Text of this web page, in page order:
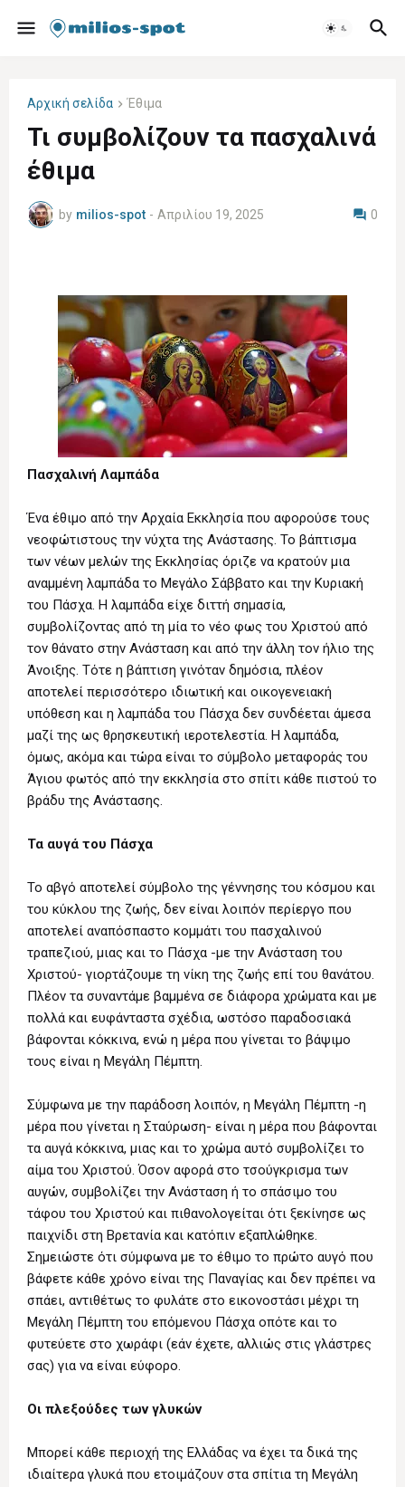
Αρχική σελίδα Έθιμα
Τι συμβολίζουν τα πασχαλινά
έθιμα
by milios-spot - Απριλίου 19, 2025 0
Πασχαλινή Λαμπάδα
Ένα έθιμο από την Αρχαία Εκκλησία που αφορούσε τους
νεοφώτιστους την νύχτα της Ανάστασης. Το βάπτισμα
των νέων μελών της Εκκλησίας όριζε να κρατούν μια
αναμμένη λαμπάδα το Μεγάλο Σάββατο και την Κυριακή
του Πάσχα. Η λαμπάδα είχε διττή σημασία,
συμβολίζοντας από τη μία το νέο φως του Χριστού από
τον θάνατο στην Ανάσταση και από την άλλη τον ήλιο της
Άνοιξης. Τότε η βάπτιση γινόταν δημόσια, πλέον
αποτελεί περισσότερο ιδιωτική και οικογενειακή
υπόθεση και η λαμπάδα του Πάσχα δεν συνδέεται άμεσα
μαζί της ως θρησκευτική ιεροτελεστία. Η λαμπάδα,
όμως, ακόμα και τώρα είναι το σύμβολο μεταφοράς του
Άγιου φωτός από την εκκλησία στο σπίτι κάθε πιστού το
βράδυ της Ανάστασης.
Τα αυγά του Πάσχα
Το αβγό αποτελεί σύμβολο της γέννησης του κόσμου και
του κύκλου της ζωής, δεν είναι λοιπόν περίεργο που
αποτελεί αναπόσπαστο κομμάτι του πασχαλινού
τραπεζιού, μιας και το Πάσχα -με την Ανάσταση του
Χριστού- γιορτάζουμε τη νίκη της ζωής επί του θανάτου.
Πλέον τα συναντάμε βαμμένα σε διάφορα χρώματα και με
πολλά και ευφάνταστα σχέδια, ωστόσο παραδοσιακά
βάφονται κόκκινα, ενώ η μέρα που γίνεται το βάψιμο
τους είναι η Μεγάλη Πέμπτη.
Σύμφωνα με την παράδοση λοιπόν, η Μεγάλη Πέμπτη -η
μέρα που γίνεται η Σταύρωση- είναι η μέρα που βάφονται
τα αυγά κόκκινα, μιας και το χρώμα αυτό συμβολίζει το
αίμα του Χριστού. Όσον αφορά στο τσούγκρισμα των
αυγών, συμβολίζει την Ανάσταση ή το σπάσιμο του
τάφου του Χριστού και πιθανολογείται ότι ξεκίνησε ως
παιχνίδι στη Βρετανία και κατόπιν εξαπλώθηκε.
Σημειώστε ότι σύμφωνα με το έθιμο το πρώτο αυγό που
βάφετε κάθε χρόνο είναι της Παναγίας και δεν πρέπει να
σπάει, αντιθέτως το φυλάτε στο εικονοστάσι μέχρι τη
Μεγάλη Πέμπτη του επόμενου Πάσχα οπότε και το
φυτεύετε στο χωράφι (εάν έχετε, αλλιώς στις γλάστρες
σας) για να είναι εύφορο.
Οι πλεξούδες των γλυκών
Μπορεί κάθε περιοχή της Ελλάδας να έχει τα δικά της
ιδιαίτερα γλυκά που ετοιμάζουν στα σπίτια τη Μεγάλη